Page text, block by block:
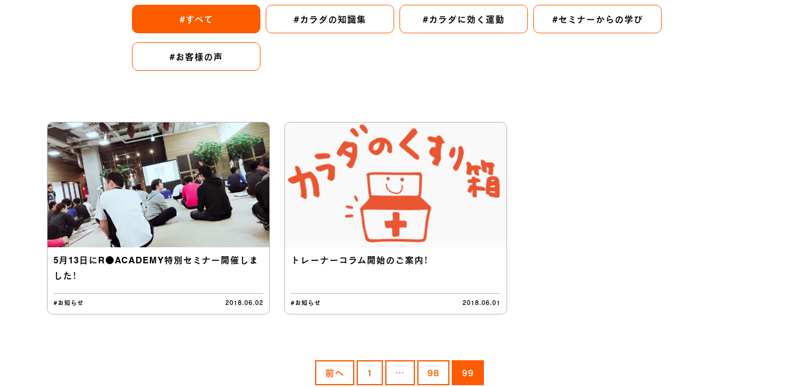
#すべて #カラダの知識集 #カラダに効く運動 #セミナーからの学び
#お客様の声
5月13日にR●ACADEMY特別セミナー開催しま
した！
#お知らせ 2018.06.02
トレーナーコラム開始のご案内！
#お知らせ 2018.06.01
前へ 1 … 98 99